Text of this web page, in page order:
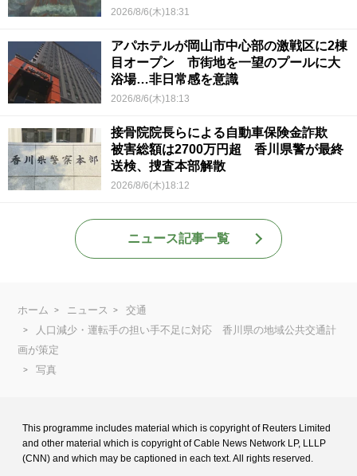
2026/8/6(木)18:31
アパホテルが岡山市中心部の激戦区に2棟
目オープン 市街地を一望のプールに大
浴場…非日常感を意識
2026/8/6(木)18:13
接骨院院長らによる自動車保険金詐欺
被害総額は2700万円超 香川県警が最終
送検、捜査本部解散
2026/8/6(木)18:12
ニュース記事一覧
ホーム ニュース
交通
人口減少・運転手の担い手不足に対応 香川県の地域公共交通計
画が策定
写真
This programme includes material which is copyright of Reuters Limited
and other material which is copyright of Cable News Network LP, LLLP
(CNN) and which may be captioned in each text. All rights reserved.